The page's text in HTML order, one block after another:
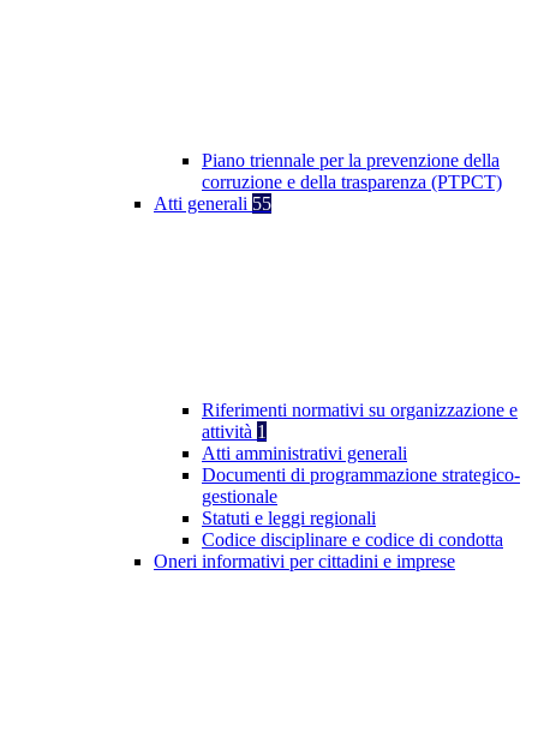
Piano triennale per la prevenzione della
corruzione e della trasparenza (PTPCT)
Atti generali 55
Riferimenti normativi su organizzazione e
attività 1
Atti amministrativi generali
Documenti di programmazione strategico-
gestionale
Statuti e leggi regionali
Codice disciplinare e codice di condotta
Oneri informativi per cittadini e imprese